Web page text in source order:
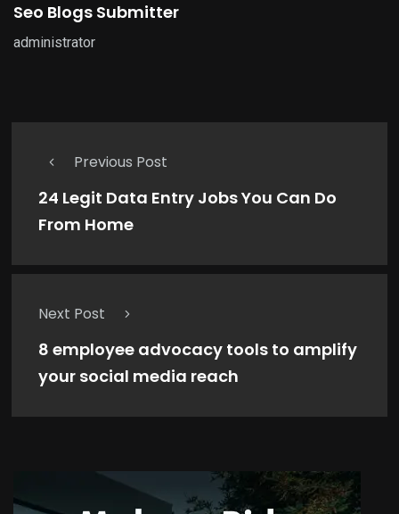
Seo Blogs Submitter
administrator
Previous Post
24 Legit Data Entry Jobs You Can Do
From Home
Next Post
8 employee advocacy tools to amplify
your social media reach